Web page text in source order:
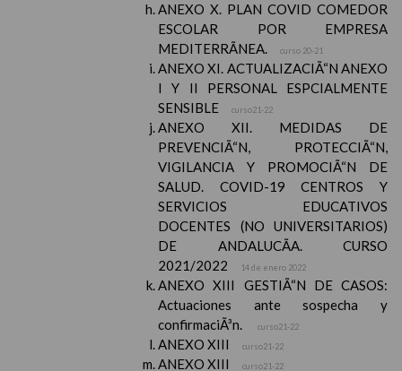
ANEXO X. PLAN COVID COMEDOR
ESCOLAR POR EMPRESA
MEDITERRÃNEA.
curso 20-21
ANEXO XI. ACTUALIZACIÃ“N ANEXO
I Y II PERSONAL ESPCIALMENTE
SENSIBLE
curso21-22
ANEXO XII. MEDIDAS DE
PREVENCIÃ“N, PROTECCIÃ“N,
VIGILANCIA Y PROMOCIÃ“N DE
SALUD. COVID-19 CENTROS Y
SERVICIOS EDUCATIVOS
DOCENTES (NO UNIVERSITARIOS)
DE ANDALUCÃA. CURSO
2021/2022
14 de enero 2022
ANEXO XIII GESTIÃ“N DE CASOS:
Actuaciones ante sospecha y
confirmaciÃ³n.
curso21-22
ANEXO XIII curso21-22
ANEXO XIII curso21-22